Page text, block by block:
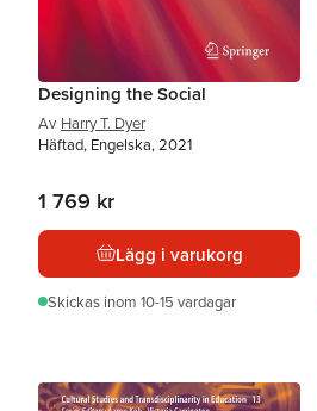
Designing the Social
Av Harry T. Dyer
Häftad, Engelska, 2021
1 769 kr
Lägg i varukorg
Skickas inom 10-15 vardagar